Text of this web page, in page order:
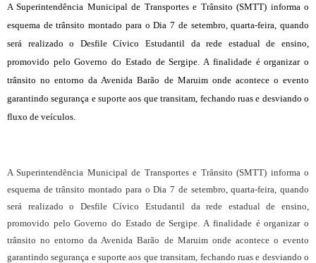
A Superintendência Municipal de Transportes e Trânsito (SMTT) informa o
esquema de trânsito montado para o Dia 7 de setembro, quarta-feira, quando
será realizado o Desfile Cívico Estudantil da rede estadual de ensino,
promovido pelo Governo do Estado de Sergipe. A finalidade é organizar o
trânsito no entorno da Avenida Barão de Maruim onde acontece o evento
garantindo segurança e suporte aos que transitam, fechando ruas e desviando o
fluxo de veículos.
A Superintendência Municipal de Transportes e Trânsito (SMTT) informa o
esquema de trânsito montado para o Dia 7 de setembro, quarta-feira, quando
será realizado o Desfile Cívico Estudantil da rede estadual de ensino,
promovido pelo Governo do Estado de Sergipe. A finalidade é organizar o
trânsito no entorno da Avenida Barão de Maruim onde acontece o evento
garantindo segurança e suporte aos que transitam, fechando ruas e desviando o